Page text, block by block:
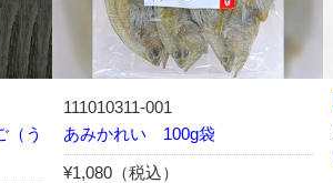
（う
111010311-001
あみかれい 100g袋
¥1,080（税込）